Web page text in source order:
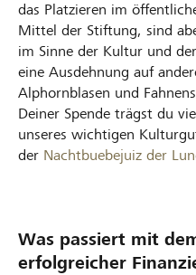
das Platzieren im
Mittel der Stiftung, sind
im Sinne der Kultur und
eine Ausdehnung auf
Alphornblasen und
Deiner Spende trägst du
unseres wichtigen
der Nachtbuebejuiz der
Was passiert mit
erfolgreicher